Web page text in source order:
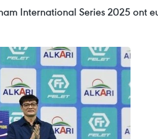
International Series 2025 ont